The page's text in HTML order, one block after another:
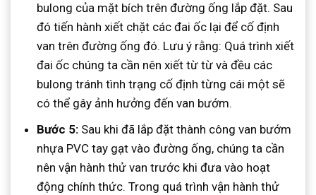
bulong của mặt bích trên đường ống lắp đặt. Sau
đó tiến hành xiết chặt các đai ốc lại để cố định
van trên đường ống đó. Lưu ý rằng: Quá trình xiết
đai ốc chúng ta cần nên xiết từ từ và đều các
bulong tránh tình trạng cố định từng cái một sẽ
có thể gây ảnh hưởng đến van bướm.
Bước 5: Sau khi đã lắp đặt thành công van bướm
nhựa PVC tay gạt vào đường ống, chúng ta cần
nên vận hành thử van trước khi đưa vào hoạt
động chính thức. Trong quá trình vận hành thử